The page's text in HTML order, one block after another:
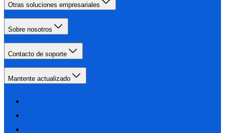
Otras soluciones empresariales
Sobre nosotros
Contacto de soporte
Mantente actualizado